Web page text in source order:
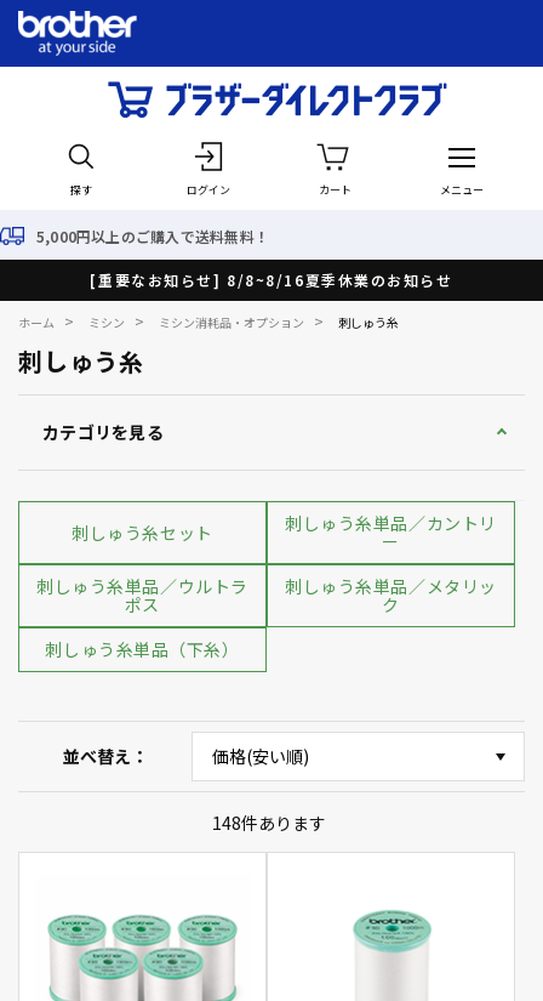
探す ログイン カート メニュー
！
[重要なお知らせ] 8/8~8/16夏季休業のお知らせ
ホーム > ミシン > ミシン消耗品・オプション > 刺しゅう糸
刺しゅう糸
カテゴリを見る
刺しゅう糸セット 刺しゅう糸単品／カントリ
ー
刺しゅう糸単品／ウルトラ
ポス
刺しゅう糸単品／メタリッ
ク
刺しゅう糸単品（下糸）
並べ替え
148件あります